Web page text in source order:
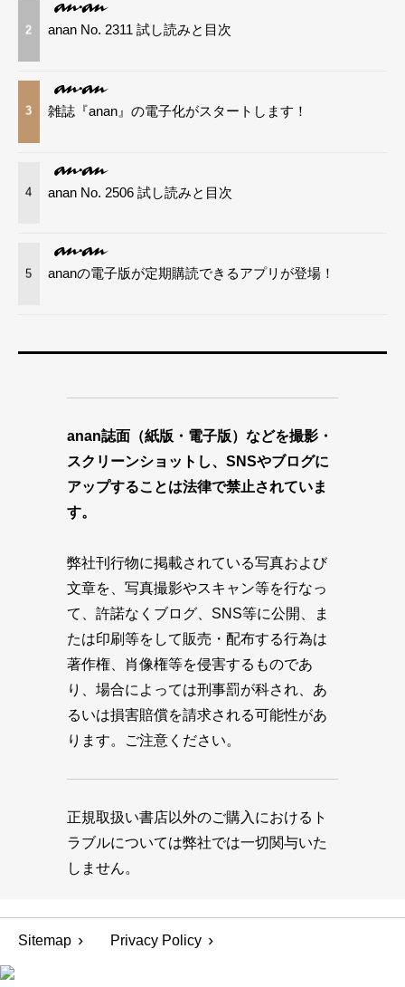
2 anan No. 2311 試し読みと目次
3 雑誌『anan』の電子化がスタートします！
4 anan No. 2506 試し読みと目次
5 ananの電子版が定期購読できるアプリが登場！
anan誌面（紙版・電子版）などを撮影・
スクリーンショットし、SNSやブログに
アップすることは法律で禁止されていま
す。
弊社刊行物に掲載されている写真および
文章を、写真撮影やスキャン等を行なっ
て、許諾なくブログ、SNS等に公開、ま
たは印刷等をして販売・配布する行為は
著作権、肖像権等を侵害するものであ
り、場合によっては刑事罰が科され、あ
るいは損害賠償を請求される可能性があ
ります。ご注意ください。
正規取扱い書店以外のご購入におけるト
ラブルについては弊社では一切関与いた
しません。
Sitemap Privacy Policy